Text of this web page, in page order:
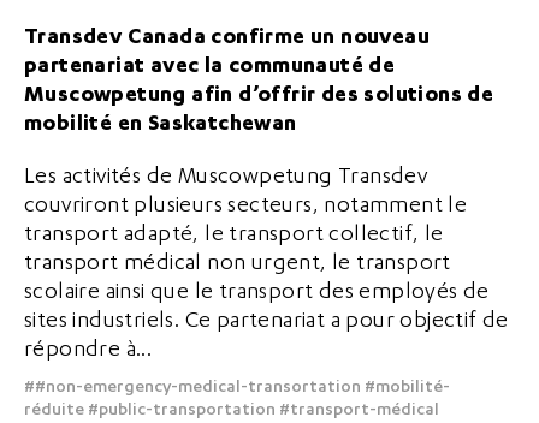
Transdev Canada confirme un nouveau
partenariat avec la communauté de
Muscowpetung afin d’offrir des solutions de
mobilité en Saskatchewan
Les activités de Muscowpetung Transdev
couvriront plusieurs secteurs, notamment le
transport adapté, le transport collectif, le
transport médical non urgent, le transport
scolaire ainsi que le transport des employés de
sites industriels. Ce partenariat a pour objectif de
répondre à...
##non-emergency-medical-transortation #mobilité-
réduite #public-transportation #transport-médical